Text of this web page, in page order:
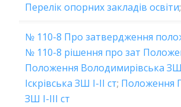
Перелік опорних закладів освіти;
№ 110-8 Про затвердження
№ 110-8 рішення про зат
Положення Володимирівська ЗШ
Іскрівська ЗШ І-ІІ ст; Положення
ЗШ І-ІІІ ст